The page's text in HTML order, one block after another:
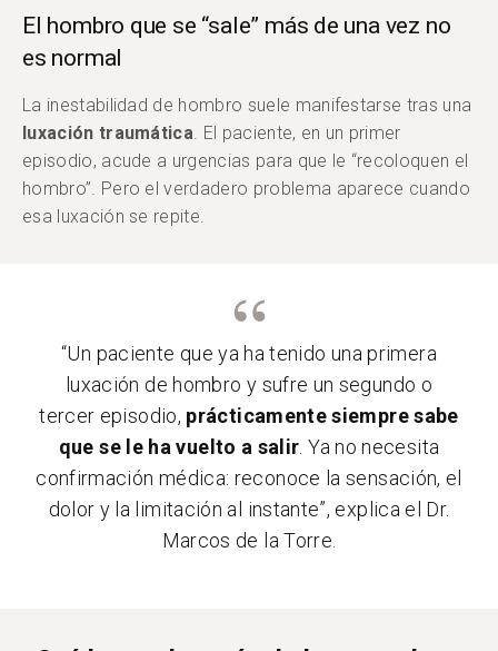
El hombro que se “sale” más de una vez no
es normal
La inestabilidad de hombro suele manifestarse tras una
luxación traumática. El paciente, en un primer
episodio, acude a urgencias para que le “recoloquen el
hombro”. Pero el verdadero problema aparece cuando
esa luxación se repite.
“Un paciente que ya ha tenido una primera
luxación de hombro y sufre un segundo o
tercer episodio, prácticamente siempre sabe
que se le ha vuelto a salir . Ya no necesita
confirmación médica: reconoce la sensación, el
dolor y la limitación al instante”, explica el Dr.
Marcos de la Torre.